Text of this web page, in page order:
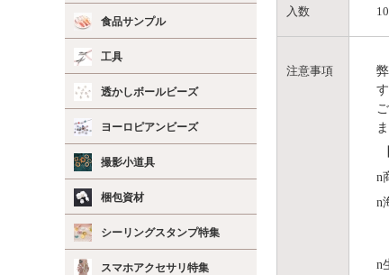
食品サンプル
工具
透かしボールビーズ
ヨーロピアンビーズ
撮影小道具
梱包資材
シーリングスタンプ特集
スマホアクセサリ特集
入数
注意事項
n
n
n